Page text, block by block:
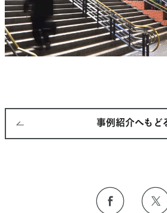
事例紹介へもど